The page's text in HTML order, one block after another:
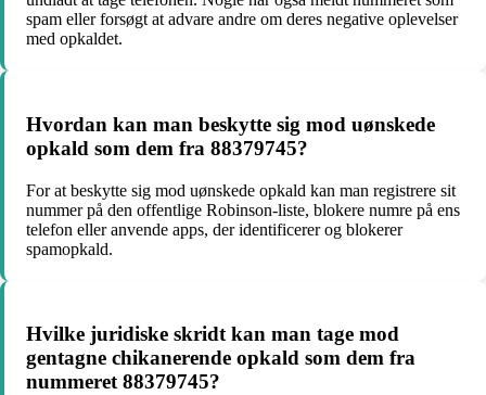
spam eller forsøgt at advare andre om deres negative oplevelser
med opkaldet.
Hvordan kan man beskytte sig mod uønskede
opkald som dem fra 88379745?
For at beskytte sig mod uønskede opkald kan man registrere sit
nummer på den offentlige Robinson-liste, blokere numre på ens
telefon eller anvende apps, der identificerer og blokerer
spamopkald.
Hvilke juridiske skridt kan man tage mod
gentagne chikanerende opkald som dem fra
nummeret 88379745?